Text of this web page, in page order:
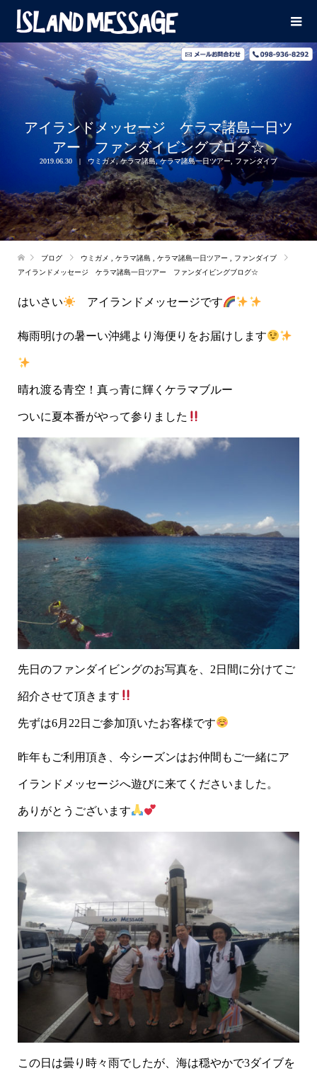
アイランドメッセージ ケラマ諸島一日ツ
アー ファンダイビングブログ☆
2019.06.30 ウミガメ,ケラマ諸島,ケラマ諸島一日ツアー ファンダイブ
ブログ ウミガメ ケラマ諸島 ケラマ諸島一日ツアー
ファンダイブ
アイランドメッセージ ケラマ諸島一日ツアー ファンダイビングブログ☆
はいさい アイランドメッセージです
梅雨明けの暑ーい沖縄より海便りをお届けします
晴れ渡る青空！真っ青に輝くケラマブルー
ついに夏本番がやって参りました
先日のファンダイビングのお写真を、2日間に分けてご
紹介させて頂きます
先ずは6月22日ご参加頂いたお客様です
昨年もご利用頂き、今シーズンはお仲間もご一緒にア
イランドメッセージへ遊びに来てくださいました。
ありがとうございます
この日は曇り時々雨でしたが、海は穏やかで3ダイブを